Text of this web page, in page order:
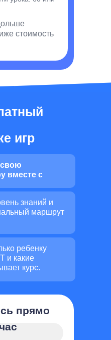
стоимость
игр
прямо
ребенку
и какие
курс.
знаний и
маршрут
свою
вместе с